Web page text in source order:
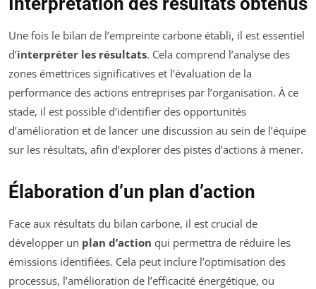
Une fois le bilan de l’empreinte carbone établi, il est essentiel
d’interpréter les résultats. Cela comprend l’analyse des
zones émettrices significatives et l’évaluation de la
performance des actions entreprises par l’organisation. À ce
stade, il est possible d’identifier des opportunités
d’amélioration et de lancer une discussion au sein de l’équipe
sur les résultats, afin d’explorer des pistes d’actions à mener.
Élaboration d’un plan d’action
Face aux résultats du bilan carbone, il est crucial de
développer un plan d’action qui permettra de réduire les
émissions identifiées. Cela peut inclure l’optimisation des
processus, l’amélioration de l’efficacité énergétique, ou